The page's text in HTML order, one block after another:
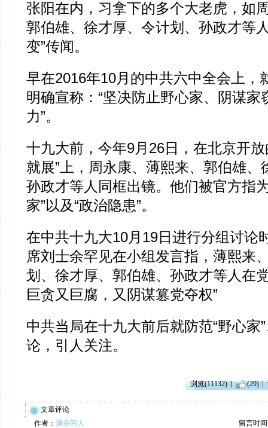
张阳在内，习拿下的多个大老虎，如
郭伯雄、徐才厚、令计划、孙政才等
变”传闻。
早在2016年10月的中共六中全会上，
明确宣称：“坚决防止野心家、阴谋家
力”。
十九大前，今年9月26日，在北京开
就展”上，周永康、薄熙来、郭伯雄、
孙政才等人同框出镜。他们被官方指
家”以及“政治隐患”。
在中共十九大10月19日进行分组讨论
席刘士余罕见在小组发言指，薄熙来
划、徐才厚、郭伯雄、孙政才等人在
巨贪又巨腐，又阴谋篡党夺权”
中共当局在十九大前后就防范“野心家
论，引人关注。
浏览(11132) (29)
文章评论
作者： 溪谷闲人 留言时间